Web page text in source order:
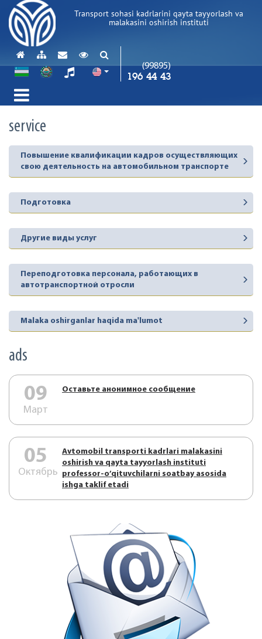
Transport sohasi kadrlarini qayta tayyorlash va
malakasini oshirish instituti
(99895)
196 44 43
service
Повышение квалификации кадров осуществляющих
свою деятельность на автомобильном транспорте
Подготовка
Другие виды услуг
Переподготовка персонала, работающих в
автотранспортной отросли
Malaka oshirganlar haqida ma'lumot
ads
09
Март
Оставьте анонимное сообщение
05
Октябрь
Аvtоmоbil trаnspоrti kаdrlаri mаlаkаsini
оshirish vа qаytа tаyyorlаsh instituti
prоfеssоr-o’qituvchilаrni sоаtbаy аsоsidа
ishgа tаklif etаdi